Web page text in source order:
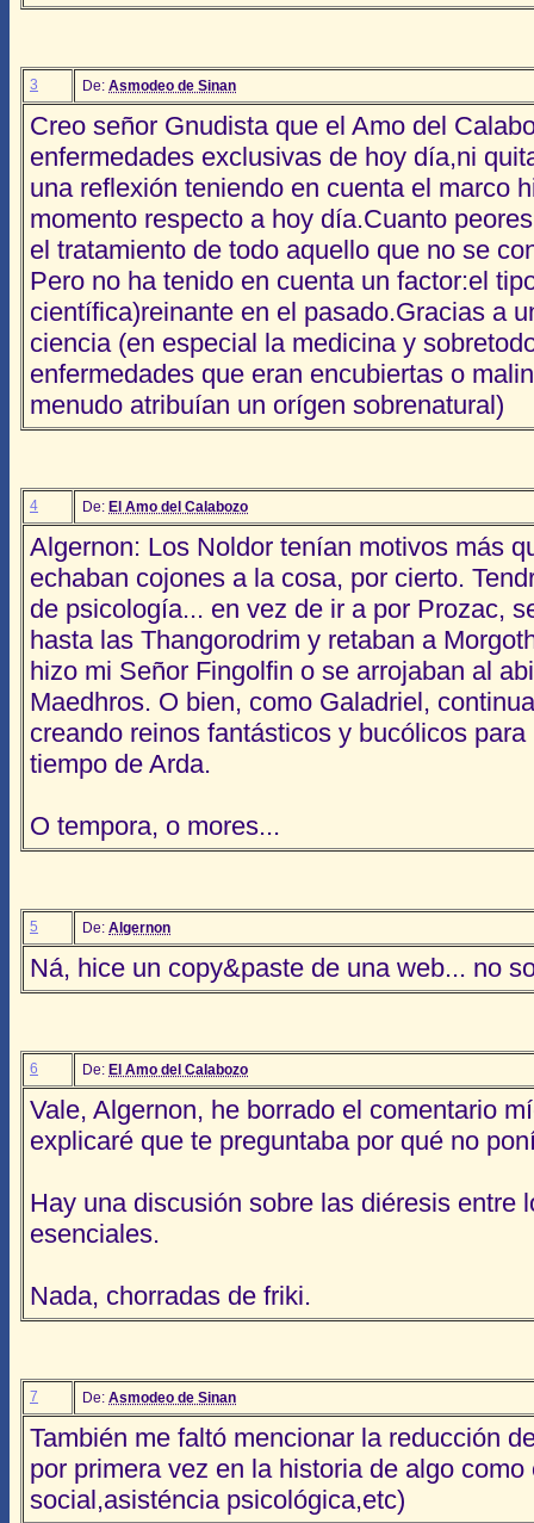
3 De: Asmodeo de Sinan
Creo señor Gnudista que el Amo del
enfermedades exclusivas de hoy día,ni
una reflexión teniendo en cuenta el marco
momento respecto a hoy día.Cuanto
el tratamiento de todo aquello que no se
Pero no ha tenido en cuenta un factor:el
científica)reinante en el pasado.Gracias a
ciencia (en especial la medicina y
enfermedades que eran encubiertas o
menudo atribuían un orígen sobrenatural)
4 De: El Amo del Calabozo
Algernon: Los Noldor tenían motivos más
echaban cojones a la cosa, por cierto.
de psicología... en vez de ir a por Prozac,
hasta las Thangorodrim y retaban a
hizo mi Señor Fingolfin o se arrojaban al
Maedhros. O bien, como Galadriel,
creando reinos fantásticos y bucólicos
tiempo de Arda.
O tempora, o mores...
5 De: Algernon
Ná, hice un copy&paste de una web... no
6 De: El Amo del Calabozo
Vale, Algernon, he borrado el comentario
explicaré que te preguntaba por qué no
Hay una discusión sobre las diéresis entre
esenciales.
Nada, chorradas de friki.
7 De: Asmodeo de Sinan
También me faltó mencionar la reducción
por primera vez en la historia de algo
social,asisténcia psicológica,etc)